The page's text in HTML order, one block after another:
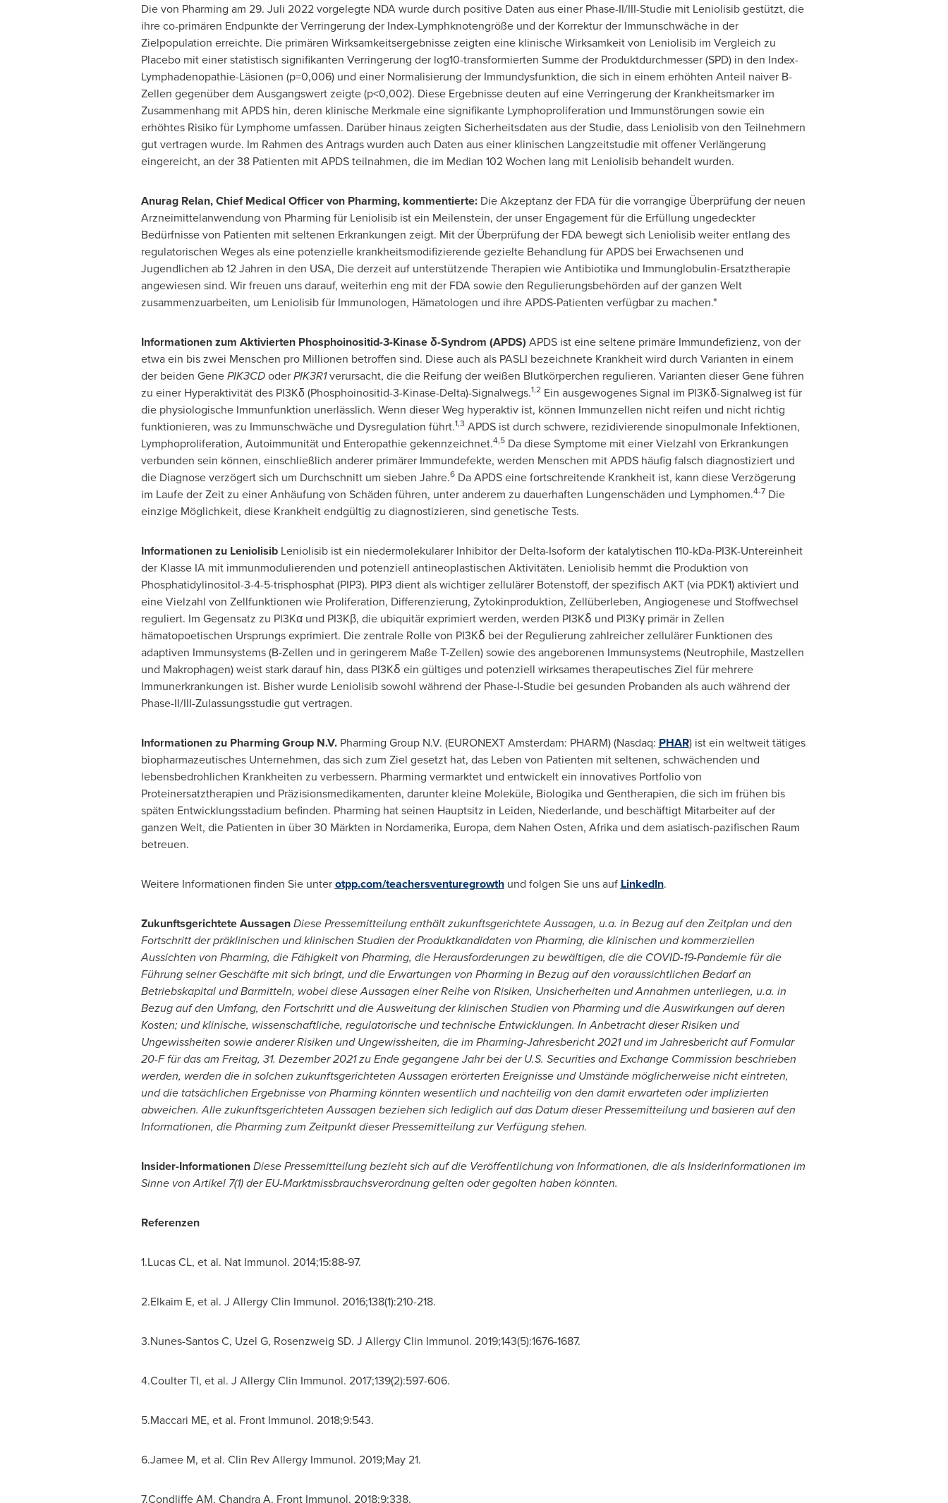
Die von Pharming am 29. Juli 2022 vorgelegte NDA wurde durch positive Daten aus einer Phase-II/III-Studie mit Leniolisib gestützt, die
ihre co-primären Endpunkte der Verringerung der Index-Lymphknotengröße und der Korrektur der Immunschwäche in der
Zielpopulation erreichte. Die primären Wirksamkeitsergebnisse zeigten eine klinische Wirksamkeit von Leniolisib im Vergleich zu
Placebo mit einer statistisch signifikanten Verringerung der log10-transformierten Summe der Produktdurchmesser (SPD) in den Index-
Lymphadenopathie-Läsionen (p=0,006) und einer Normalisierung der Immundysfunktion, die sich in einem erhöhten Anteil naiver B-
Zellen gegenüber dem Ausgangswert zeigte (p<0,002). Diese Ergebnisse deuten auf eine Verringerung der Krankheitsmarker im
Zusammenhang mit APDS hin, deren klinische Merkmale eine signifikante Lymphoproliferation und Immunstörungen sowie ein
erhöhtes Risiko für Lymphome umfassen. Darüber hinaus zeigten Sicherheitsdaten aus der Studie, dass Leniolisib von den Teilnehmern
gut vertragen wurde. Im Rahmen des Antrags wurden auch Daten aus einer klinischen Langzeitstudie mit offener Verlängerung
eingereicht, an der 38 Patienten mit APDS teilnahmen, die im Median 102 Wochen lang mit Leniolisib behandelt wurden.
Anurag Relan, Chief Medical Officervon Pharming, kommentierte:Die Akzeptanz der FDA für die vorrangige Überprüfung der neuen
Arzneimittelanwendung von Pharming für Leniolisib ist ein Meilenstein, der unser Engagement für die Erfüllung ungedeckter
Bedürfnisse von Patienten mit seltenen Erkrankungen zeigt. Mit der Überprüfung der FDA bewegt sich Leniolisib weiter entlang des
regulatorischen Weges als eine potenzielle krankheitsmodifizierende gezielte Behandlung für APDS bei Erwachsenen und
Jugendlichen ab 12 Jahren in den USA, Die derzeit auf unterstützende Therapien wie Antibiotika und Immunglobulin-Ersatztherapie
angewiesen sind. Wir freuen uns darauf, weiterhin eng mit der FDA sowie den Regulierungsbehörden auf der ganzen Welt
zusammenzuarbeiten, um Leniolisib für Immunologen, Hämatologen und ihre APDS-Patienten verfügbar zu machen."
Informationen zum Aktivierten Phosphoinositid-3-Kinase δ-Syndrom (APDS) APDS ist eine seltene primäre Immundefizienz, von der
etwa ein bis zwei Menschen pro Millionen betroffen sind. Diese auch als PASLI bezeichnete Krankheit wird durch Varianten in einem
der beiden GenePIK3CDoderPIK3R1verursacht, die die Reifung der weißen Blutkörperchen regulieren. Varianten dieser Gene führen
zu einer Hyperaktivität des PI3Kδ (Phosphoinositid-3-Kinase-Delta)-Signalwegs.1,2Ein ausgewogenes Signal im PI3Kδ-Signalweg ist für
die physiologische Immunfunktion unerlässlich. Wenn dieser Weg hyperaktiv ist, können Immunzellen nicht reifen und nicht richtig
funktionieren, was zu Immunschwäche und Dysregulation führt.1,3 APDS ist durch schwere, rezidivierende sinopulmonale Infektionen,
Lymphoproliferation, Autoimmunität und Enteropathie gekennzeichnet.4,5Da diese Symptome mit einer Vielzahl von Erkrankungen
verbunden sein können, einschließlich anderer primärer Immundefekte, werden Menschen mit APDS häufig falsch diagnostiziert und
die Diagnose verzögert sich um Durchschnitt um sieben Jahre.6Da APDS eine fortschreitende Krankheit ist, kann diese Verzögerung
im Laufe der Zeit zu einer Anhäufung von Schäden führen, unter anderem zu dauerhaften Lungenschäden und Lymphomen.4-7Die
einzige Möglichkeit, diese Krankheit endgültig zu diagnostizieren, sind genetische Tests.
Informationen zu LeniolisibLeniolisib ist ein niedermolekularer Inhibitor der Delta-Isoform der katalytischen 110-kDa-PI3K-Untereinheit
der Klasse IA mit immunmodulierenden und potenziell antineoplastischen Aktivitäten. Leniolisib hemmt die Produktion von
Phosphatidylinositol-3-4-5-trisphosphat (PIP3). PIP3 dient als wichtiger zellulärer Botenstoff, der spezifisch AKT (via PDK1) aktiviert und
eine Vielzahl von Zellfunktionen wie Proliferation, Differenzierung, Zytokinproduktion, Zellüberleben, Angiogenese und Stoffwechsel
reguliert. Im Gegensatz zu PI3Kα und PI3Kβ, die ubiquitär exprimiert werden, werden PI3Kẟ und PI3Kγ primär in Zellen
hämatopoetischen Ursprungs exprimiert. Die zentrale Rolle von PI3Kẟ bei der Regulierung zahlreicher zellulärer Funktionen des
adaptiven Immunsystems (B-Zellen und in geringerem Maße T-Zellen) sowie des angeborenen Immunsystems (Neutrophile, Mastzellen
und Makrophagen) weist stark darauf hin, dass PI3Kẟ ein gültiges und potenziell wirksames therapeutisches Ziel für mehrere
Immunerkrankungen ist. Bisher wurde Leniolisib sowohl während der Phase-I-Studie bei gesunden Probanden als auch während der
Phase-II/III-Zulassungsstudie gut vertragen.
Informationen zu Pharming Group N.V.Pharming Group N.V. (EURONEXT Amsterdam: PHARM) (Nasdaq: PHAR) ist ein weltweit tätiges
biopharmazeutisches Unternehmen, das sich zum Ziel gesetzt hat, das Leben von Patienten mit seltenen, schwächenden und
lebensbedrohlichen Krankheiten zu verbessern. Pharming vermarktet und entwickelt ein innovatives Portfolio von
Proteinersatztherapien und Präzisionsmedikamenten, darunter kleine Moleküle, Biologika und Gentherapien, die sich im frühen bis
späten Entwicklungsstadium befinden. Pharming hat seinen Hauptsitz in Leiden, Niederlande, und beschäftigt Mitarbeiter auf der
ganzen Welt, die Patienten in über 30 Märkten in Nordamerika, Europa, dem Nahen Osten, Afrika und dem asiatisch-pazifischen Raum
betreuen.
Weitere Informationen finden Sie unterotpp.com/teachersventuregrowthund folgen Sie uns auf LinkedIn.
Zukunftsgerichtete AussagenDiese Pressemitteilung enthält zukunftsgerichtete Aussagen, u.a. in Bezug auf den Zeitplan und den
Fortschritt der präklinischen und klinischen Studien der Produktkandidaten von Pharming, die klinischen und kommerziellen
Aussichten von Pharming, die Fähigkeit von Pharming, die Herausforderungen zu bewältigen, die die COVID-19-Pandemie für die
Führung seiner Geschäfte mit sich bringt, und die Erwartungen von Pharming in Bezug auf den voraussichtlichen Bedarf an
Betriebskapital und Barmitteln, wobei diese Aussagen einer Reihe von Risiken, Unsicherheiten und Annahmen unterliegen, u.a. in
Bezug auf den Umfang, den Fortschritt und die Ausweitung der klinischen Studien von Pharming und die Auswirkungen auf deren
Kosten; und klinische, wissenschaftliche, regulatorische und technische Entwicklungen. In Anbetracht dieser Risiken und
Ungewissheiten sowie anderer Risiken und Ungewissheiten, die im Pharming-Jahresbericht 2021 und im Jahresbericht auf Formular
20-F für das am Freitag, 31. Dezember 2021 zu Ende gegangene Jahr bei der U.S. Securities and Exchange Commission beschrieben
werden, werden die in solchen zukunftsgerichteten Aussagen erörterten Ereignisse und Umstände möglicherweise nicht eintreten,
und die tatsächlichen Ergebnisse von Pharming könnten wesentlich und nachteilig von den damit erwarteten oder implizierten
abweichen. Alle zukunftsgerichteten Aussagen beziehen sich lediglich auf das Datum dieser Pressemitteilung und basieren auf den
Informationen, die Pharming zum Zeitpunkt dieser Pressemitteilung zur Verfügung stehen.
Insider-InformationenDiese Pressemitteilung bezieht sich auf die Veröffentlichung von Informationen, die als Insiderinformationen im
Sinne von Artikel 7(1) der EU-Marktmissbrauchsverordnung gelten oder gegolten haben könnten.
Referenzen
1.Lucas CL, et al. Nat Immunol. 2014;15:88-97.
2.Elkaim E, et al. J Allergy Clin Immunol. 2016;138(1):210-218.
3.Nunes-Santos C, Uzel G, Rosenzweig SD. J Allergy Clin Immunol. 2019;143(5):1676-1687.
4.Coulter TI, et al. J Allergy Clin Immunol. 2017;139(2):597-606.
5.Maccari ME, et al. Front Immunol. 2018;9:543.
6.Jamee M, et al. Clin Rev Allergy Immunol. 2019;May 21.
7.Condliffe AM, Chandra A. Front Immunol. 2018;9:338.